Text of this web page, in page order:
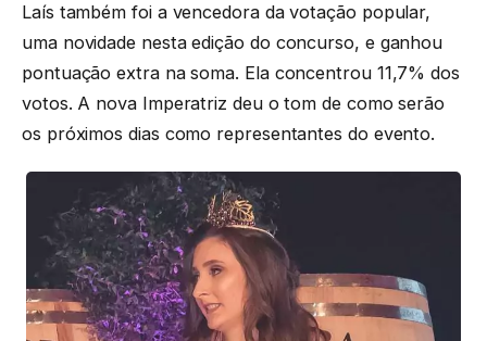
Laís também foi a vencedora da votação popular,
uma novidade nesta edição do concurso, e ganhou
pontuação extra na soma. Ela concentrou 11,7% dos
votos. A nova Imperatriz deu o tom de como serão
os próximos dias como representantes do evento.